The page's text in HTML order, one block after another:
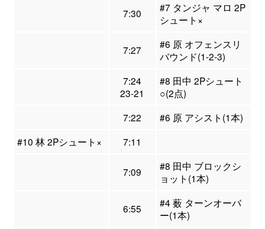
7:30
#7 タンジャ マロ 2P
シュート×
7:27
#6 原 オフェンスリ
バウンド(1-2-3)
7:24
23-21
#8 田中 2Pシュート
○(2点)
7:22
#6 原 アシスト(1本)
#10 林 2Pシュート×
7:11
7:09
#8 田中 ブロックシ
ョット(1本)
6:55
#4 薮 ターンオーバ
ー(1本)